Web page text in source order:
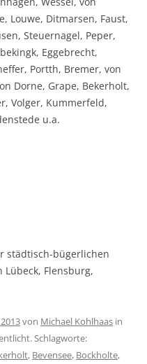
Louwe, Ditmarsen, Faust,
Steuernagel, Peper,
Eggebrecht,
Portth, Bremer, von
Dorne, Grape, Bekerholt,
Volger, Kummerfeld,
u.a.
städtisch-bügerlichen
Flensburg,
von Michael Kohlhaas in
Schlagworte:
, Bevensee, Bockholte,